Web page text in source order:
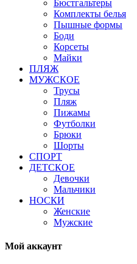
Бюстгальтеры
Комплекты белья
Пышные формы
Боди
Корсеты
Майки
ПЛЯЖ
МУЖСКОЕ
Трусы
Пляж
Пижамы
Футболки
Брюки
Шорты
СПОРТ
ДЕТСКОЕ
Девочки
Мальчики
НОСКИ
Женские
Мужские
Мой аккаунт